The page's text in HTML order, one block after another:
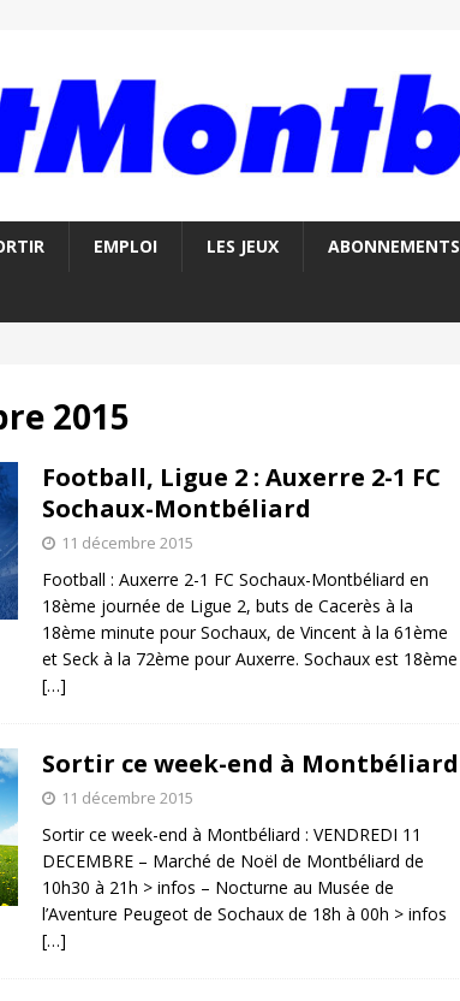
EMPLOI LES JEUX ABONNEMENTS
2015
Football, Ligue 2 : Auxerre 2-1 FC
Sochaux-Montbéliard
11 décembre 2015
Football : Auxerre 2-1 FC Sochaux-Montbéliard en
18ème journée de Ligue 2, buts de Cacerès à la
18ème minute pour Sochaux, de Vincent à la 61ème
et Seck à la 72ème pour Auxerre. Sochaux est 18ème
[…]
Sortir ce week-end à Montbéliard
11 décembre 2015
Sortir ce week-end à Montbéliard : VENDREDI 11
DECEMBRE – Marché de Noël de Montbéliard de
10h30 à 21h > infos – Nocturne au Musée de
l’Aventure Peugeot de Sochaux de 18h à 00h > infos
[…]